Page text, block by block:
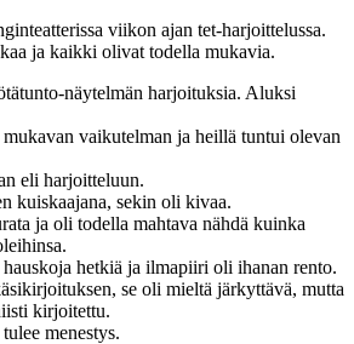
viikon ajan tet-harjoittelussa.
ja kaikki olivat todella mukavia.
näytelmän harjoituksia. Aluksi
vaikutelman ja heillä tuntui olevan
eli harjoitteluun.
kuiskaajana, sekin oli kivaa.
ja oli todella mahtava nähdä kuinka
hetkiä ja ilmapiiri oli ihanan rento.
se oli mieltä järkyttävä, mutta
kirjoitettu.
menestys.